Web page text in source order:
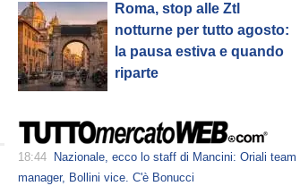
Roma, stop alle Ztl
notturne per tutto agosto:
la pausa estiva e quando
riparte
18:44
Nazionale, ecco lo staff di Mancini: Oriali team
manager, Bollini vice. C'è Bonucci